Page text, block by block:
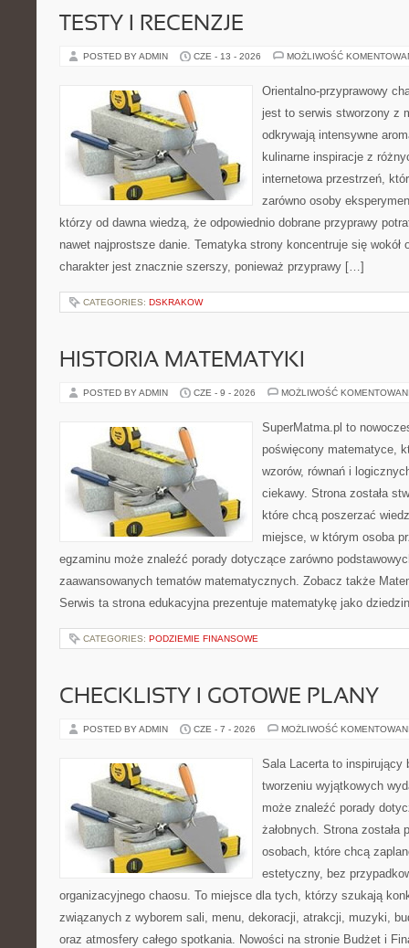
TESTY I RECENZJE
POSTED BY ADMIN CZE - 13 - 2026 MOŻLIWOŚĆ
Orientalno-przyprawowy
jest to serwis stworzony z
odkrywają intensywne
kulinarne inspiracje z
internetowa przestrzeń,
zarówno osoby
którzy od dawna wiedzą, że odpowiednio dobrane przyprawy
nawet najprostsze danie. Tematyka strony koncentruje się wokół
charakter jest znacznie szerszy, ponieważ przyprawy […]
CATEGORIES: DSKRAKOW
HISTORIA MATEMATYKI
POSTED BY ADMIN CZE - 9 - 2026 MOŻLIWOŚĆ
SuperMatma.pl to
poświęcony matematyce,
wzorów, równań i
ciekawy. Strona została
które chcą poszerzać
miejsce, w którym osoba
egzaminu może znaleźć porady dotyczące zarówno
zaawansowanych tematów matematycznych. Zobacz także
Serwis ta strona edukacyjna prezentuje matematykę jako
CATEGORIES: PODZIEMIE FINANSOWE
CHECKLISTY I GOTOWE PLANY
POSTED BY ADMIN CZE - 7 - 2026 MOŻLIWOŚĆ
Sala Lacerta to inspirujący
tworzeniu wyjątkowych
może znaleźć porady
żałobnych. Strona została
osobach, które chcą
estetyczny, bez
organizacyjnego chaosu. To miejsce dla tych, którzy szukają
związanych z wyborem sali, menu, dekoracji, atrakcji, muzyki,
oraz atmosfery całego spotkania. Nowości na stronie Budżet i